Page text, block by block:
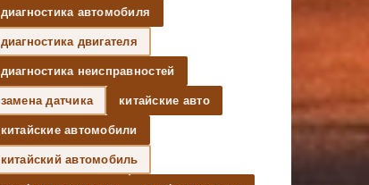
диагностика автомобиля
диагностика двигателя
диагностика неисправностей
замена датчика китайские авто
китайские автомобили
китайский автомобиль